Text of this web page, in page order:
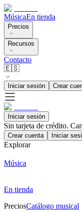
MúsicaEn tienda
Precios
Recursos
Contacto
🇪🇸
Iniciar sesión Crear
Iniciar sesión
Sin tarjeta de crédito.
Crear cuenta Iniciar
Explorar
Música
En tienda
PreciosCatálogo musical